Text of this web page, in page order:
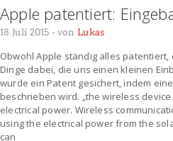
Apple patentiert:
18 Juli 2015 - von Lukas
Obwohl Apple ständig alles
Dinge dabei, die uns einen kleinen
wurde ein Patent gesichert, indem
beschrieben wird. „the wireless
electrical power. Wireless
using the electrical power from the
can